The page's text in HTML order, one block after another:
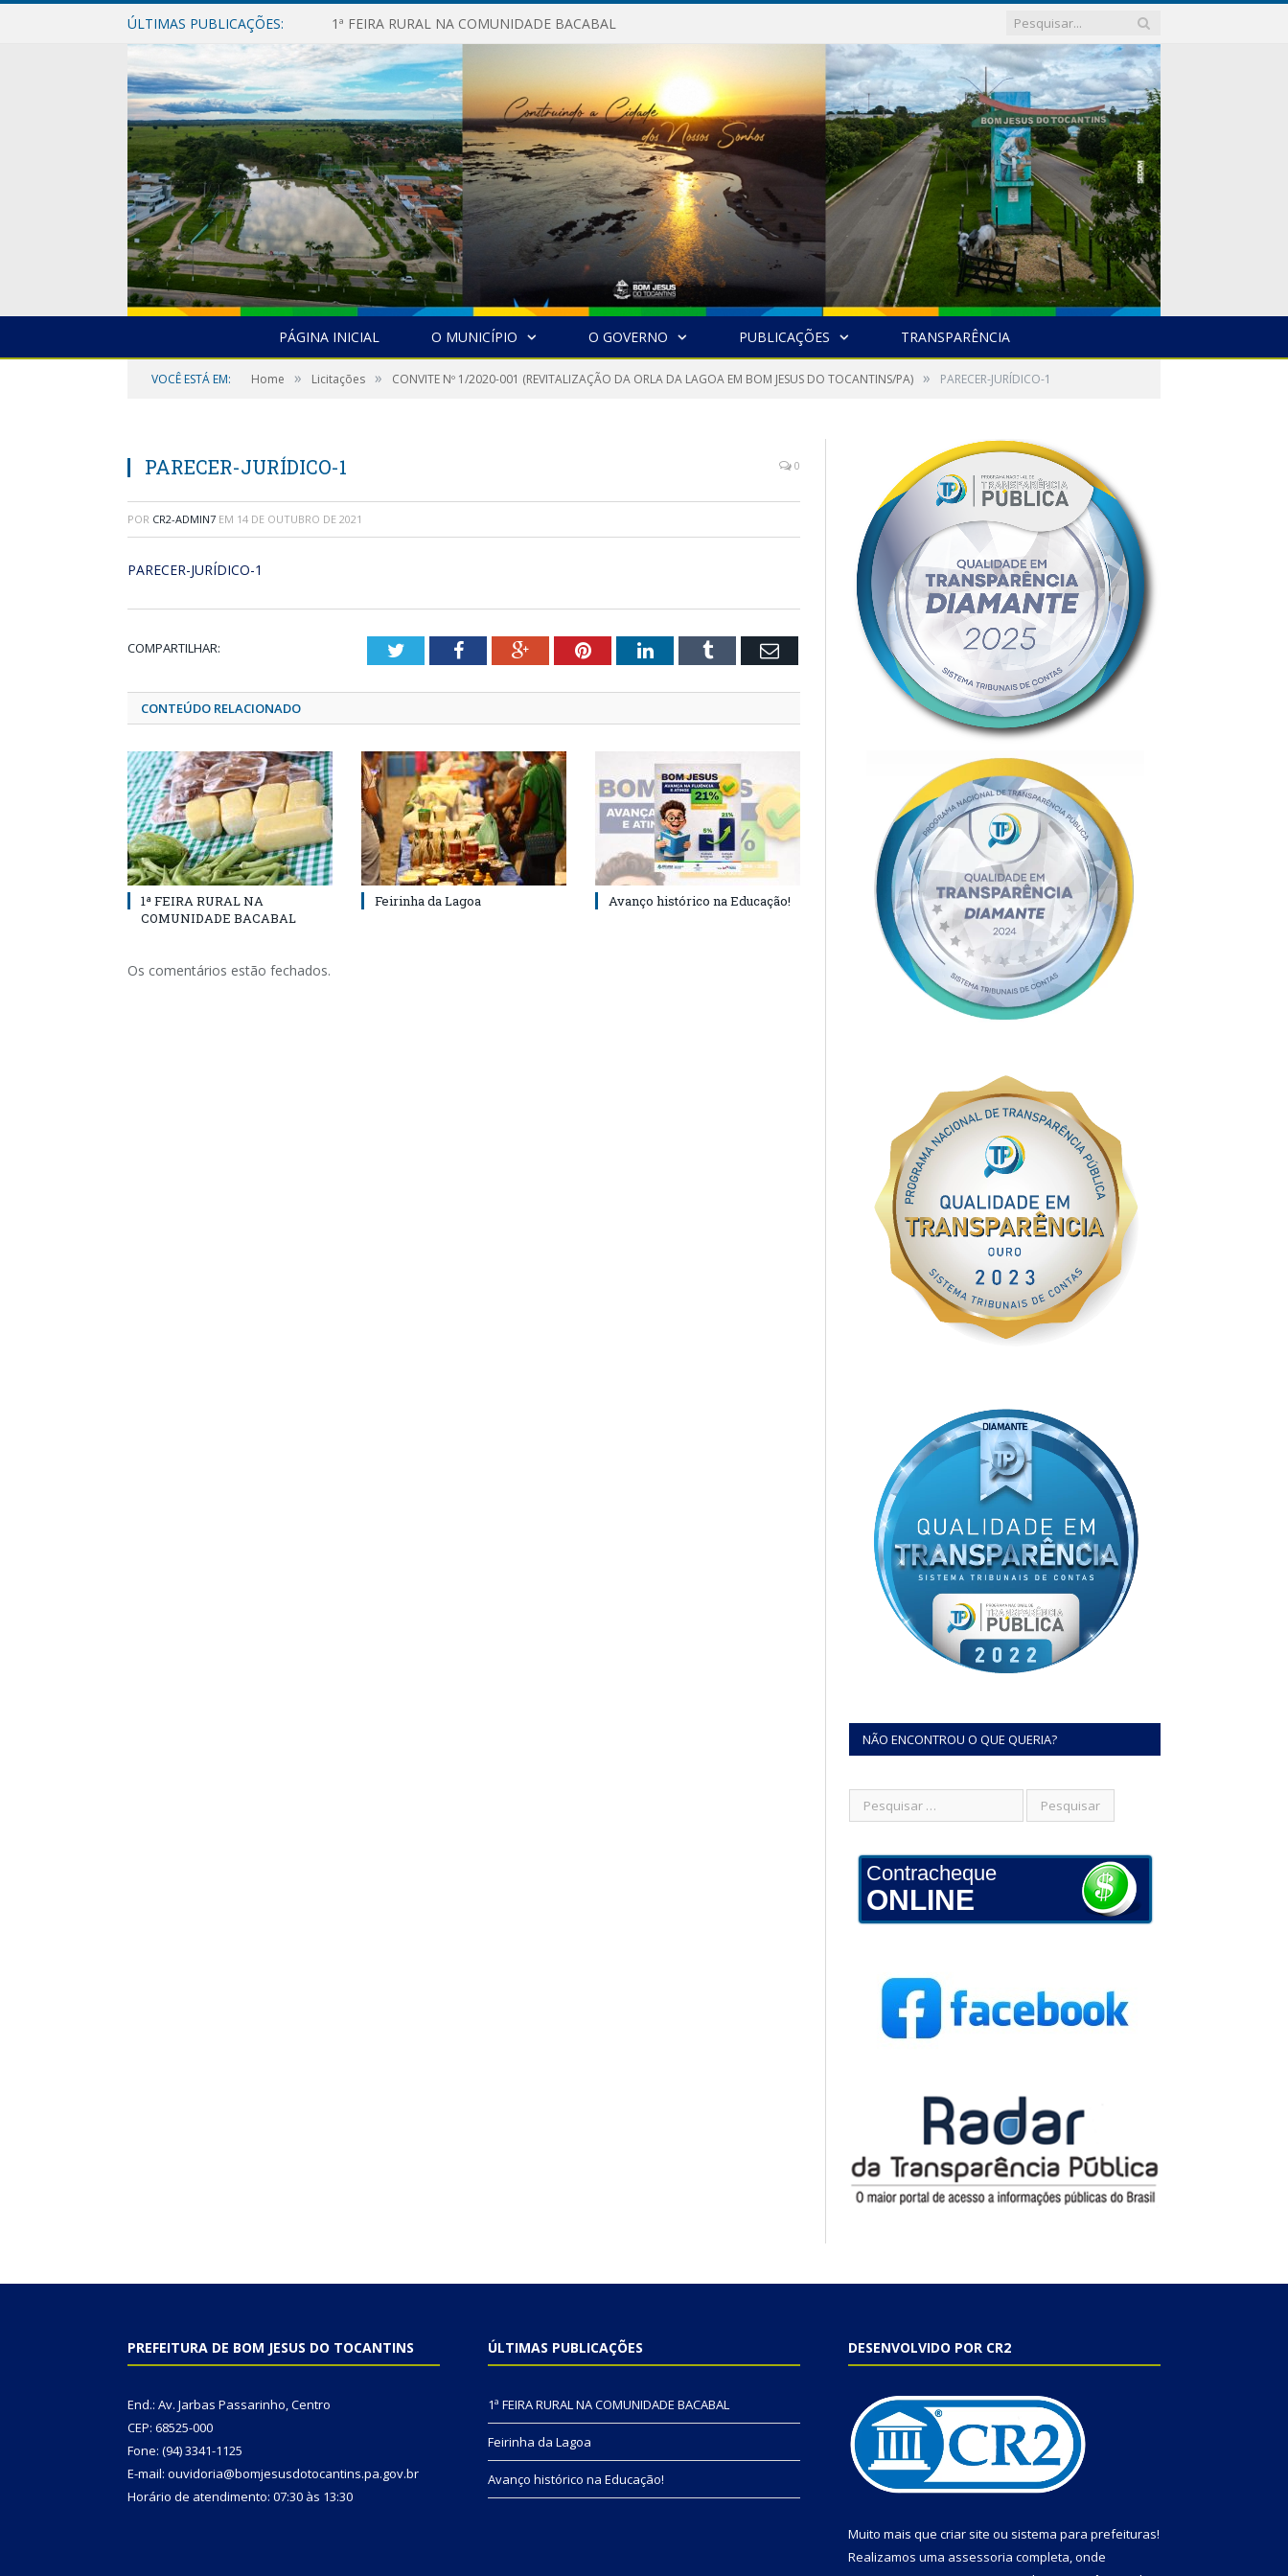
ÚLTIMAS PUBLICAÇÕES: 1ª FEIRA RURAL NA COMUNIDADE BACABAL
PÁGINA INICIAL O MUNICÍPIO O GOVERNO PUBLICAÇÕES TRANSPARÊNCIA
VOCÊ ESTÁ EM: Home » Licitações » CONVITE Nº 1/2020-001 (REVITALIZAÇÃO DA ORLA DA LAGOA EM BOM JESUS DO TOCANTINS/PA) » PARECER-JURÍDICO-1
PARECER-JURÍDICO-1 0
POR CR2-ADMIN7 EM 14 DE OUTUBRO DE 2021
PARECER-JURÍDICO-1
COMPARTILHAR: TwitterFacebookGoogle+PinterestLinkedInTumblr Email
CONTEÚDO RELACIONADO
1ª FEIRA RURAL NA
COMUNIDADE BACABAL
Feirinha da Lagoa Avanço histórico na Educação!
Os comentários estão fechados.
NÃO ENCONTROU O QUE QUERIA?
Contracheque
ONLINE
PREFEITURA DE BOM JESUS DO TOCANTINS
End.: Av. Jarbas Passarinho, Centro
CEP: 68525-000
Fone: (94) 3341-1125
E-mail: ouvidoria@bomjesusdotocantins.pa.gov.br
Horário de atendimento: 07:30 às 13:30
ÚLTIMAS PUBLICAÇÕES
1ª FEIRA RURAL NA COMUNIDADE BACABAL
Feirinha da Lagoa
Avanço histórico na Educação!
DESENVOLVIDO POR CR2
Muito mais que criar site ou sistema para prefeituras!
Realizamos uma assessoria completa, onde